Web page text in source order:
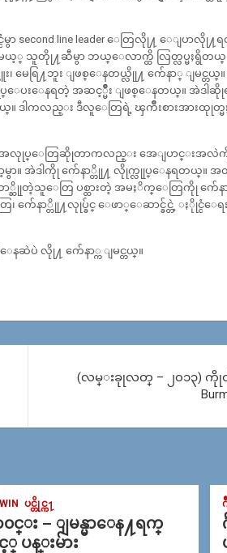
ငံမွာ second line leader ေတြလိုု႔ ေျပာ
သူတိုု႔ဆီမွာ ဘယ္ေလာက္ထိ လြတ္လပ္မႈရွိတယ္
မေရြ႔ဘူး ျဖစ္ေနတယ္လိုု႔ က်ေနာ္ ျမင္တယ္
ပးေနရတဲ့ အဆင့္မ်ဳိး ျဖစ္ေနတယ္။ အဲဒါဆိုု
ဒါကလည္း ဒီလူေတြရဲ့ ၾကိဳးစားအားထုုတ္မ
အလုုပ္ေတြဆိုုတာကလည္း အေျပာင္းအလဲ
မွာ။ အဲဒါကိုု က်ေနာ္တိုု႔ လိုုက္လုုပ္ေနရတယ္။
ဆိုုတဲ့သူေတြ ပစ္ထားတဲ့ အမႈိက္ေတြကိုု က်ေ
က်ေနာ္တိုု႔လုုပ္ခ်င္ ေဖာ္ေဆာင္ခ်င္တဲ့ ႏိုုင္ငံေ
ပဲ လိုု႔ က်ေနာ္က ျမင္တယ္။
(လမ္းခုုလတ္ – ၂၀၁၃) ကိုု
ပင္တိုင္က႑
င္း – ျမန္မာေန႔ရက္
ပန္းမ်ား